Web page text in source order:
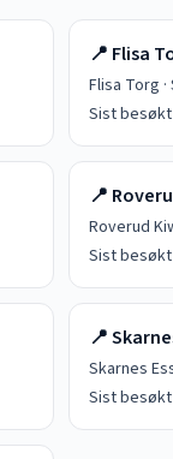
📍 Flisa
Flisa Torg ·
Sist besøkt
📍
Roverud
Sist besøkt
📍
Skarnes
Sist besøkt